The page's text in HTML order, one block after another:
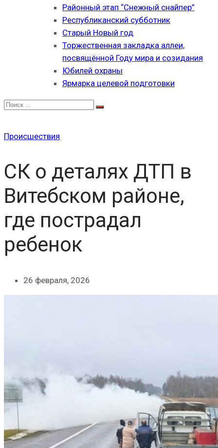
Районный этап “Снежный снайпер”
Республиканский субботник
Старый Новый год
Торжественная закладка аллеи,
посвящённой Году мира и созидания
Юбилей охраны
Ярмарка целевой подготовки
Происшествия
СК о деталях ДТП в
Витебском районе,
где пострадал
ребенок
26 февраля, 2026